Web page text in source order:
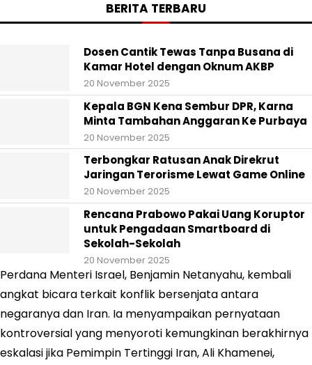
BERITA TERBARU
Dosen Cantik Tewas Tanpa Busana di
Kamar Hotel dengan Oknum AKBP
20 November 2025
Kepala BGN Kena Sembur DPR, Karna
Minta Tambahan Anggaran Ke Purbaya
20 November 2025
Terbongkar Ratusan Anak Direkrut
Jaringan Terorisme Lewat Game Online
20 November 2025
Rencana Prabowo Pakai Uang Koruptor
untuk Pengadaan Smartboard di
Sekolah-Sekolah
20 November 2025
Perdana Menteri Israel, Benjamin Netanyahu, kembali
angkat bicara terkait konflik bersenjata antara
negaranya dan Iran. Ia menyampaikan pernyataan
kontroversial yang menyoroti kemungkinan berakhirnya
eskalasi jika Pemimpin Tertinggi Iran, Ali Khamenei,